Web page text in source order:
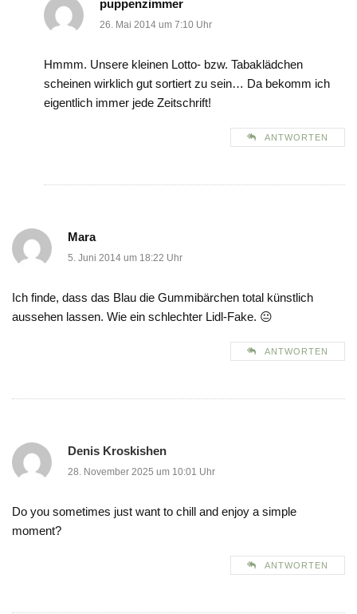
puppenzimmer
26. Mai 2014 um 7:10 Uhr
Hmmm. Unsere kleinen Lotto- bzw. Tabaklädchen
scheinen wirklich gut sortiert zu sein… Da bekomm ich
eigentlich immer jede Zeitschrift!
ANTWORTEN
Mara
5. Juni 2014 um 18:22 Uhr
Ich finde, dass das Blau die Gummibärchen total künstlich
aussehen lassen. Wie ein schlechter Lidl-Fake. 😐
ANTWORTEN
Denis Kroskishen
28. November 2025 um 10:01 Uhr
Do you sometimes just want to chill and enjoy a simple
moment?
ANTWORTEN